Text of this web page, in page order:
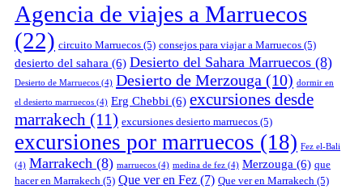
Agencia de viajes a Marruecos
(22) circuito Marruecos (5) consejos para viajar a Marruecos (5)
desierto del sahara (6) Desierto del Sahara Marruecos (8)
Desierto de Marruecos (4) Desierto de Merzouga (10) dormir en
el desierto marruecos (4) Erg Chebbi (6) excursiones desde
marrakech (11) excursiones desierto marruecos (5)
excursiones por marruecos (18) Fez el-Bali
(4) Marrakech (8) marruecos (4) medina de fez (4) Merzouga (6) que
hacer en Marrakech (5) Que ver en Fez (7) Que ver en Marrakech (5)